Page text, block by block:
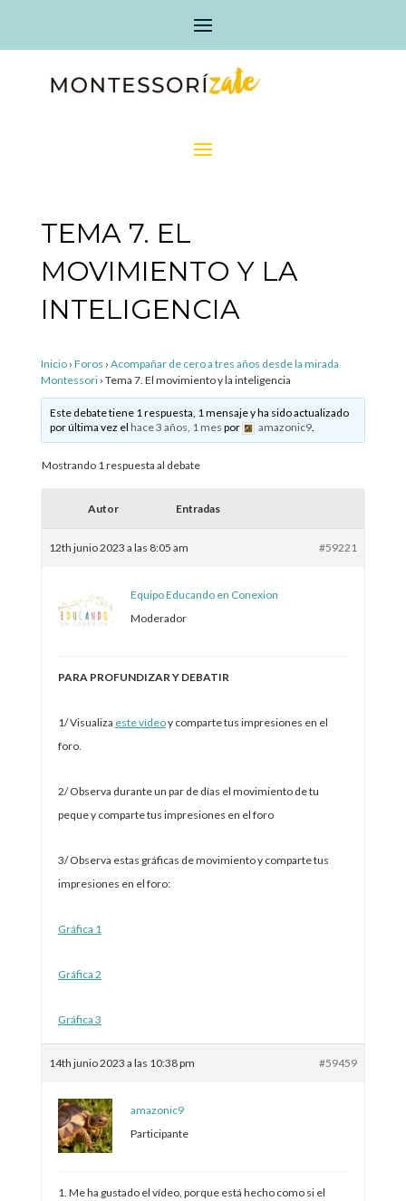
TEMA 7. EL
MOVIMIENTO Y LA
INTELIGENCIA
Inicio › Foros › Acompañar de cero a tres años desde la mirada
Montessori › Tema 7. El movimiento y la inteligencia
Este debate tiene 1 respuesta, 1 mensaje y ha sido actualizado
por última vez el hace 3 años, 1 mes por amazonic9.
Mostrando 1 respuesta al debate
Autor Entradas
12th junio 2023 a las 8:05 am #59221
Equipo Educando en Conexion
Moderador
PARA PROFUNDIZAR Y DEBATIR
1/ Visualiza este vídeoy comparte tus impresiones en el
foro.
2/ Observa durante un par de días el movimiento de tu
peque y comparte tus impresiones en el foro
3/ Observa estas gráficas de movimiento y comparte tus
impresiones en el foro:
Gráfica 1
Gráfica 2
Gráfica 3
14th junio 2023 a las 10:38 pm #59459
amazonic9
Participante
1. Me ha gustado el vídeo, porque está hecho como si el